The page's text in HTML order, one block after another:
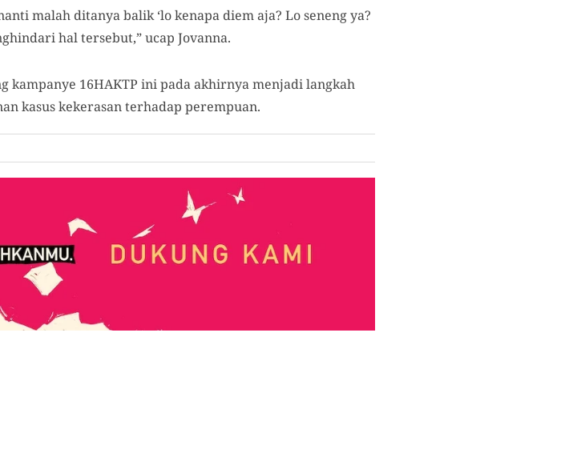
malah ditanya balik ‘lo kenapa diem aja? Lo seneng ya?
hal tersebut,” ucap Jovanna.
kampanye 16HAKTP ini pada akhirnya menjadi langkah
kasus kekerasan terhadap perempuan.